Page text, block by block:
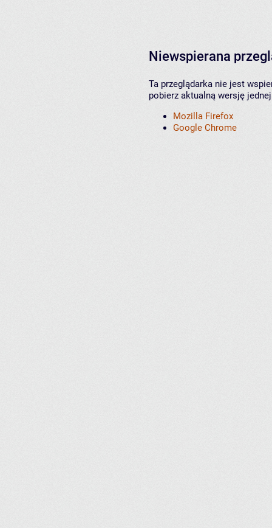
Niewspierana
Ta przeglądarka nie jest
pobierz aktualną wersję
Mozilla Firefox
Google Chrome